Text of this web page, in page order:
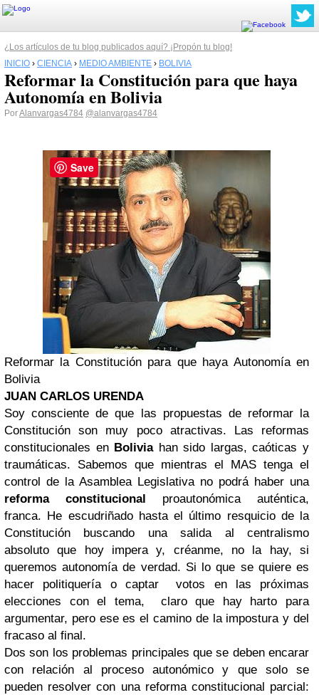
¿Los artículos de tu blog publicados aquí? ¡Propón tu blog!
INICIO › CIENCIA › MEDIO AMBIENTE › BOLIVIA
Reformar la Constitución para que haya
Autonomía en Bolivia
PorAlanvargas4784 @alanvargas4784
Reformar la Constitución para que haya Autonomía en
Bolivia
JUAN CARLOS URENDA
Soy consciente de que las propuestas de reformar la
Constitución son muy poco atractivas. Las reformas
constitucionales en Boliviahan sido largas, caóticas y
traumáticas. Sabemos que mientras el MAS tenga el
control de la Asamblea Legislativa no podrá haber una
reforma constitucional proautonómica auténtica,
franca. He escudriñado hasta el último resquicio de la
Constitución buscando una salida al centralismo
absoluto que hoy impera y, créanme, no la hay, si
queremos autonomía de verdad. Si lo que se quiere es
hacer politiquería o captar votos en las próximas
elecciones con el tema, claro que hay harto para
argumentar, pero ese es el camino de la impostura y del
fracaso al final.
Dos son los problemas principales que se deben encarar
con relación al proceso autonómico y que solo se
pueden resolver con una reforma constitucional parcial:
Save